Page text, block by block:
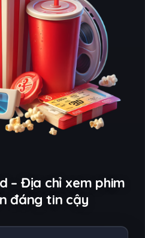
– Địa chỉ xem phim
đáng tin cậy